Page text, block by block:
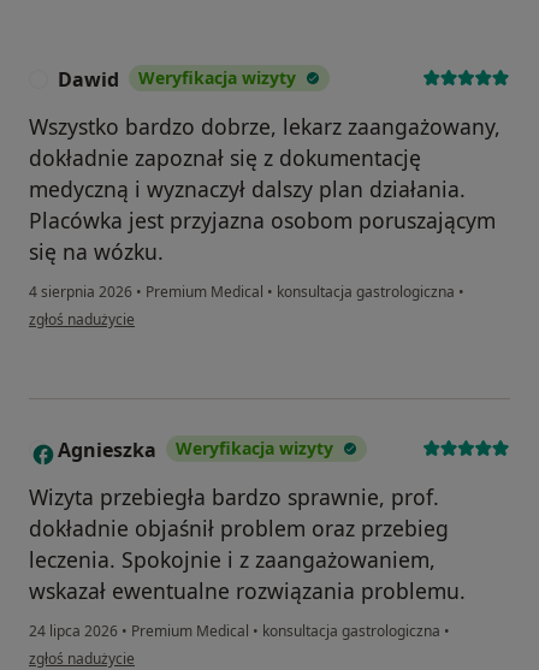
Dawid Weryfikacja wizyty
Wszystko bardzo dobrze, lekarz zaangażowany,
dokładnie zapoznał się z dokumentację
medyczną i wyznaczył dalszy plan działania.
Placówka jest przyjazna osobom poruszającym
się na wózku.
4 sierpnia 2026 • Premium Medical • konsultacja gastrologiczna •
w opinii użytkownika Dawid
zgłoś nadużycie
A Agnieszka Weryfikacja wizyty
Wizyta przebiegła bardzo sprawnie, prof.
dokładnie objaśnił problem oraz przebieg
leczenia. Spokojnie i z zaangażowaniem,
wskazał ewentualne rozwiązania problemu.
24 lipca 2026 • Premium Medical • konsultacja gastrologiczna •
w opinii użytkownika Agnieszka
zgłoś nadużycie